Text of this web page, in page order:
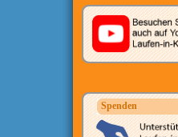
Spenden